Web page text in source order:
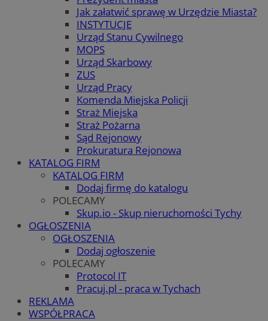
Jak załatwić sprawę w Urzędzie Miasta?
INSTYTUCJE
Urząd Stanu Cywilnego
MOPS
Urząd Skarbowy
ZUS
Urząd Pracy
Komenda Miejska Policji
Straż Miejska
Straż Pożarna
Sąd Rejonowy
Prokuratura Rejonowa
KATALOG FIRM
KATALOG FIRM
Dodaj firmę do katalogu
POLECAMY
Skup.io - Skup nieruchomości Tychy
OGŁOSZENIA
OGŁOSZENIA
Dodaj ogłoszenie
POLECAMY
Protocol IT
Pracuj.pl - praca w Tychach
REKLAMA
WSPÓŁPRACA